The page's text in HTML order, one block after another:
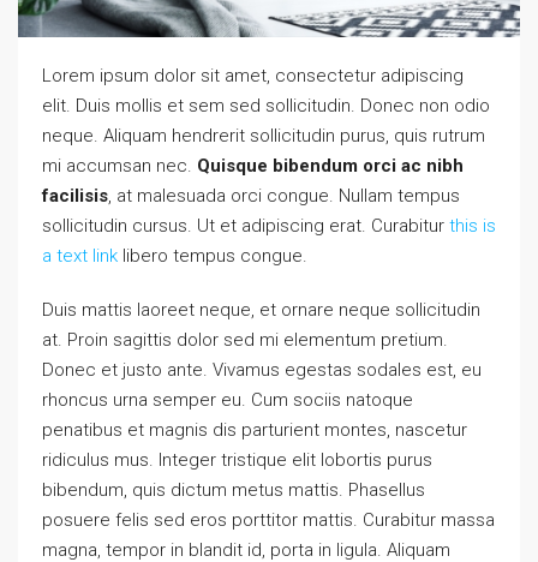
Lorem ipsum dolor sit amet, consectetur adipiscing
elit. Duis mollis et sem sed sollicitudin. Donec non odio
neque. Aliquam hendrerit sollicitudin purus, quis rutrum
mi accumsan nec. Quisque bibendum orci ac nibh
facilisis, at malesuada orci congue. Nullam tempus
sollicitudin cursus. Ut et adipiscing erat. Curabitur this is
a text link libero tempus congue.
Duis mattis laoreet neque, et ornare neque sollicitudin
at. Proin sagittis dolor sed mi elementum pretium.
Donec et justo ante. Vivamus egestas sodales est, eu
rhoncus urna semper eu. Cum sociis natoque
penatibus et magnis dis parturient montes, nascetur
ridiculus mus. Integer tristique elit lobortis purus
bibendum, quis dictum metus mattis. Phasellus
posuere felis sed eros porttitor mattis. Curabitur massa
magna, tempor in blandit id, porta in ligula. Aliquam